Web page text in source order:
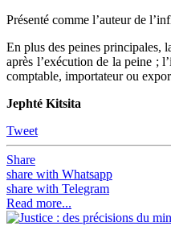
Présenté comme l’auteur de
En plus des peines principales,
après l’exécution de la peine ;
comptable, importateur ou
Jephté Kitsita
Tweet
Share
share with Whatsapp
share with Telegram
Read more...